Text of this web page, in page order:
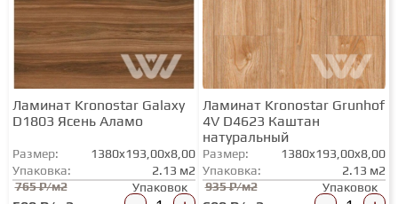
Ламинат Kronostar Galaxy
D1803 Ясень Аламо
Размер:
1380x193,00x8,00
Упаковка:
2.13 м2
765 ₽/м2
Упаковок
Ламинат Kronostar Grunhof
4V D4623 Каштан
натуральный
Размер:
1380x193,00x8,00
Упаковка:
2.13 м2
935 ₽/м2
Упаковок